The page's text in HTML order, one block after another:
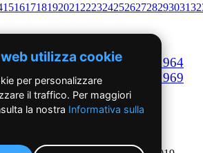
15161718192021 2223242526272829303132
Anno1962 Anno1963 1964
Anno1967Anno1968 1969
utilizza cookie
per personalizzare
il traffico. Per maggiori
la nostra Informativa sulla